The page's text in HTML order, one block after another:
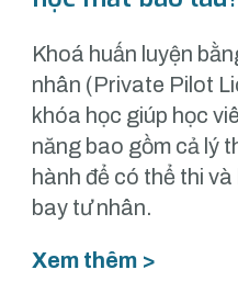
Khoá huấn luyện
nhân (Private Pilot
khóa học giúp học
năng bao gồm cả lý
hành để có thể thi
bay tư nhân.
Xem thêm >